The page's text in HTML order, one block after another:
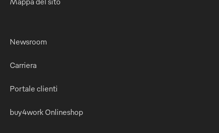
Newsroom
Carriera
Portale clienti
buy4work Onlineshop